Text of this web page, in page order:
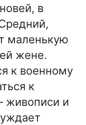
в
маленькую
жене.
к военному
к
и